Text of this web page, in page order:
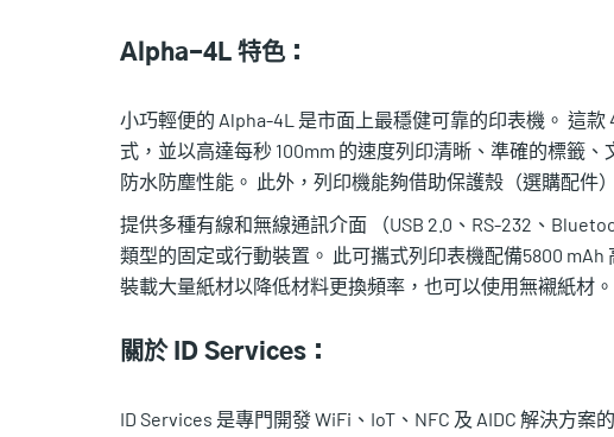
Alpha-4L 特色：
小巧輕便的 Alpha-4L 是市面上最穩健可靠的印表機。 這
式，並以高達每秒 100mm 的速度列印清晰、準確的標籤
防水防塵性能。 此外，列印機能夠借助保護殼（選購配件
提供多種有線和無線通訊介面 （USB 2.0、RS-232、
類型的固定或行動裝置。 此可攜式列印表機配備5800
裝載大量紙材以降低材料更換頻率，也可以使用無襯紙材
關於 ID Services：
ID Services 是專門開發 WiFi、IoT、NFC 及 AIDC 解決方